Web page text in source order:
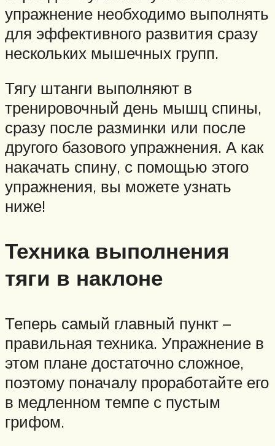
упражнение необходимо выполнять
для эффективного развития сразу
нескольких мышечных групп.
Тягу штанги выполняют в
тренировочный день мышц спины,
сразу после разминки или после
другого базового упражнения. А как
накачать спину, с помощью этого
упражнения, вы можете узнать
ниже!
Техника выполнения
тяги в наклоне
Теперь самый главный пункт –
правильная техника. Упражнение в
этом плане достаточно сложное,
поэтому поначалу проработайте его
в медленном темпе с пустым
грифом.